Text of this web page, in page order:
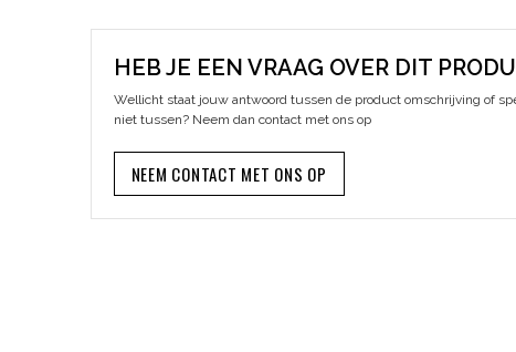
HEB JE EEN VRAAG OVER DIT
Wellicht staat jouw antwoord tussen de product omschrijving of
niet tussen? Neem dan contact met ons op
NEEM CONTACT MET ONS OP